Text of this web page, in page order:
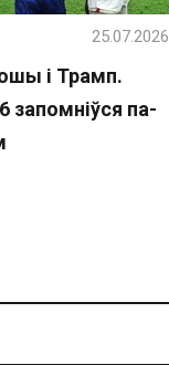
і Трамп.
па-
25.07.2026